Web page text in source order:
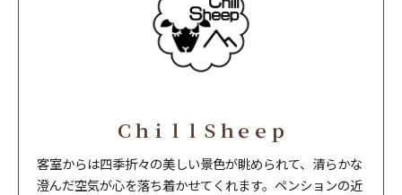
ＣｈｉｌｌＳｈｅｅｐ
客室からは四季折々の美しい景色が眺められて、清らかな
澄んだ空気が心を落ち着かせてくれます。ペンションの近